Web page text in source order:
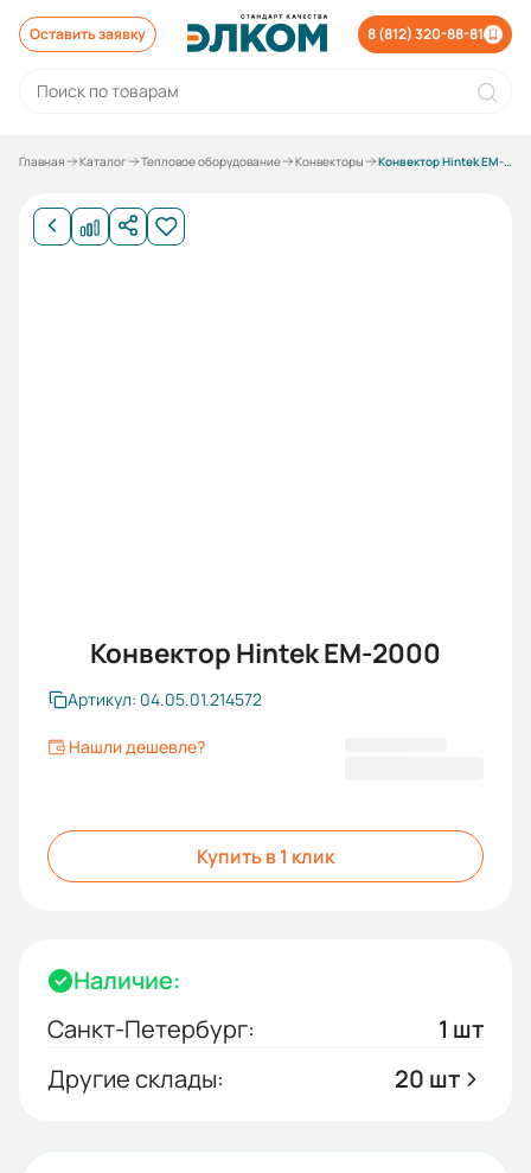
Оставить заявку 8 (812) 320-88-81
Главная Каталог Тепловое оборудование Конвекторы Конвектор Hintek EM-2000
Конвектор Hintek EM-2000
Артикул: 04.05.01.214572
Нашли дешевле?
Купить в 1 клик
Наличие:
Санкт-Петербург:
1 шт
Другие склады:
20 шт